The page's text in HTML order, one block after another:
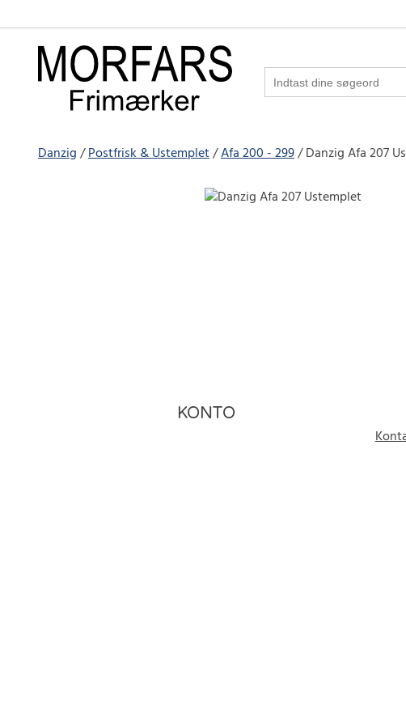
Danzig Postfrisk & Ustemplet Afa 200 - 299 Danzig Afa 207
KONTO